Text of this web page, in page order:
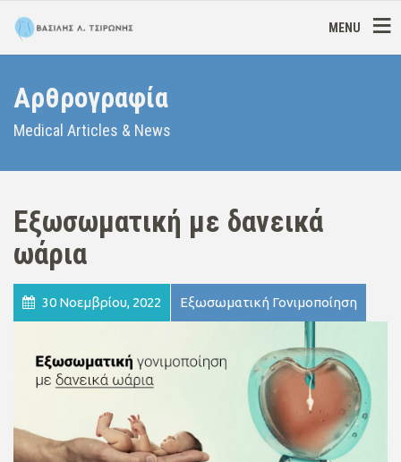
MENU
Αρθρογραφία
Medical Articles & News
Εξωσωματική με δανεικά
ωάρια
30 Νοεμβρίου, 2022 Εξωσωματική Γονιμοποίηση